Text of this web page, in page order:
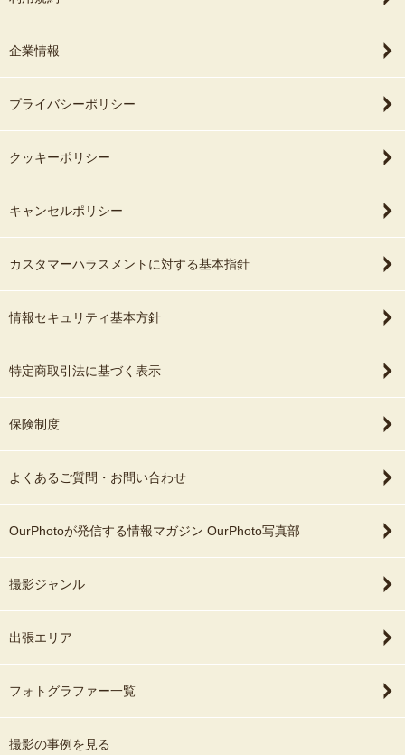
企業情報
プライバシーポリシー
クッキーポリシー
キャンセルポリシー
カスタマーハラスメントに対する基本指針
情報セキュリティ基本方針
特定商取引法に基づく表示
保険制度
よくあるご質問・お問い合わせ
OurPhotoが発信する情報マガジン OurPhoto写真部
撮影ジャンル
出張エリア
フォトグラファー一覧
撮影の事例を見る